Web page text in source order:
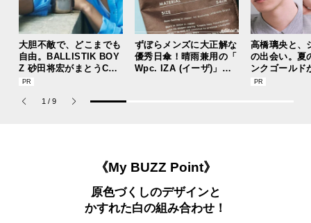
大胆不敵で、どこまでも
自由。BALLISTIK BOY
Z 砂田将宏がまとうCOA
CHの新作フレグランス
ナム パルファム」
ずぼらメンズに大正解な
優秀日傘！晴雨兼用の「
Wpc. IZA (イーザ)」が
高橋璃央と、
の出会い。夏
ンクゴールド
“SUMMER
1 / 9
《My BUZZ Point》
原色づくしのデザインと
かすれた白の組み合わせ！